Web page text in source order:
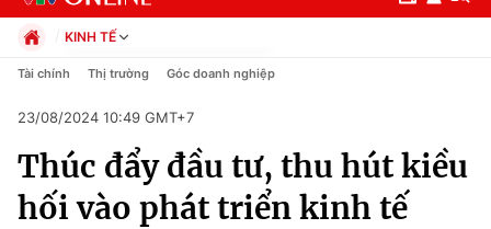
Chuyên mục
Chính trị
KINH TẾ
Chính trị
Pháp luật
Kinh tế
Thể thao
Truyền hình
Tài chính Thị trường Góc doanh nghiệp
23/08/2024 10:49 GMT+7
Thúc đẩy đầu tư, thu hút kiều
hối vào phát triển kinh tế